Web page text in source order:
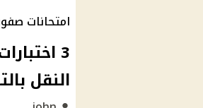
امتحانات
3
النقل